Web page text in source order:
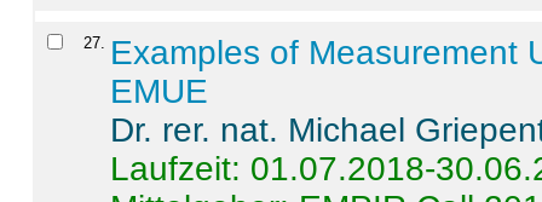
27. Examples of Measurement
EMUE
Dr. rer. nat. Michael
Laufzeit: 01.07.2018-